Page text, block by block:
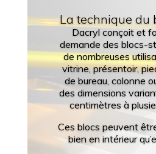
La technique du
Dacryl conçoit et
demande des blocs-
de nombreuses
vitrine, présentoir,
de bureau, colonne
des dimensions
centimètres à
Ces blocs peuvent
bien en intérieur